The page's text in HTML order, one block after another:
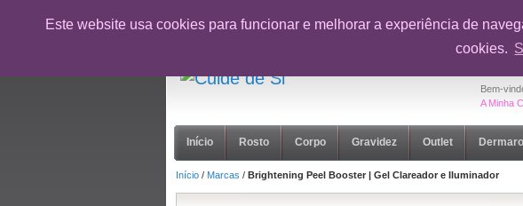
Este website usa cookies para funcionar e melhorar a experiência de
cookies.
CUPÃO: NOVOCLIENTE26 - 10% desconto em toda a loja na
Bem-
A Minha
Início Rosto Corpo Gravidez Outlet
Início / Marcas / Brightening Peel Booster | Gel Clareador e Iluminador